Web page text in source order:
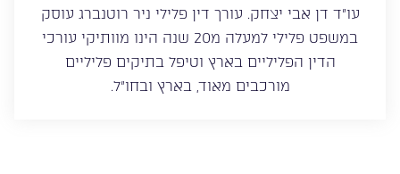
עו”ד דן אבי יצחק. עורך דין פלילי ניר רוטנברג עוסק
במשפט פלילי למעלה מ20 שנה הינו מוותיקי עורכי
הדין הפליליים בארץ וטיפל בתיקים פליליים
מורכבים מאוד, בארץ ובחו”ל.